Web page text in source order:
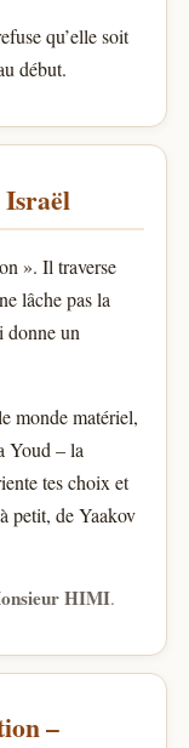
qu’elle soit
début.
Israël
». Il traverse
lâche pas la
donne un
monde matériel,
Youd – la
tes choix et
petit, de Yaakov
HIMI.
–